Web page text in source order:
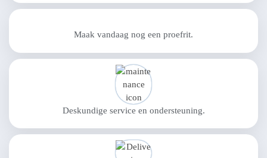
Maak vandaag nog een proefrit.
Deskundige service en ondersteuning.